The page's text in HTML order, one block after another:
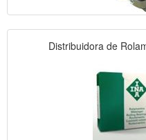
Distribuidora de